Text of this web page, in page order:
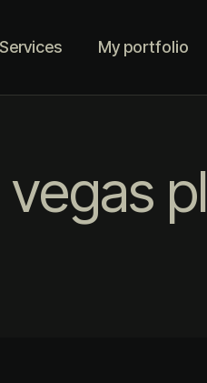
Services My portfolio
pl